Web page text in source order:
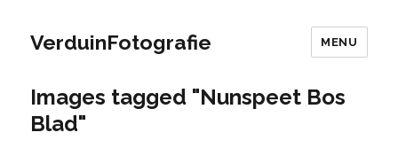
VerduinFotografie MENU
Images tagged "Nunspeet Bos
Blad"